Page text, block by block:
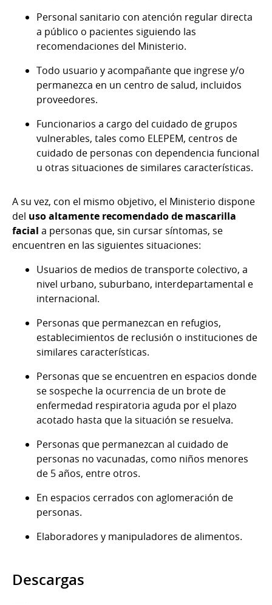
Personal sanitario con atención regular directa
a público o pacientes siguiendo las
recomendaciones del Ministerio.
Todo usuario y acompañante que ingrese y/o
permanezca en un centro de salud, incluidos
proveedores.
Funcionarios a cargo del cuidado de grupos
vulnerables, tales como ELEPEM, centros de
cuidado de personas con dependencia funcional
u otras situaciones de similares características.
A su vez, con el mismo objetivo, el Ministerio dispone
del uso altamente recomendado de mascarilla
facial a personas que, sin cursar síntomas, se
encuentren en las siguientes situaciones:
Usuarios de medios de transporte colectivo, a
nivel urbano, suburbano, interdepartamental e
internacional.
Personas que permanezcan en refugios,
establecimientos de reclusión o instituciones de
similares características.
Personas que se encuentren en espacios donde
se sospeche la ocurrencia de un brote de
enfermedad respiratoria aguda por el plazo
acotado hasta que la situación se resuelva.
Personas que permanezcan al cuidado de
personas no vacunadas, como niños menores
de 5 años, entre otros.
En espacios cerrados con aglomeración de
personas.
Elaboradores y manipuladores de alimentos.
Descargas